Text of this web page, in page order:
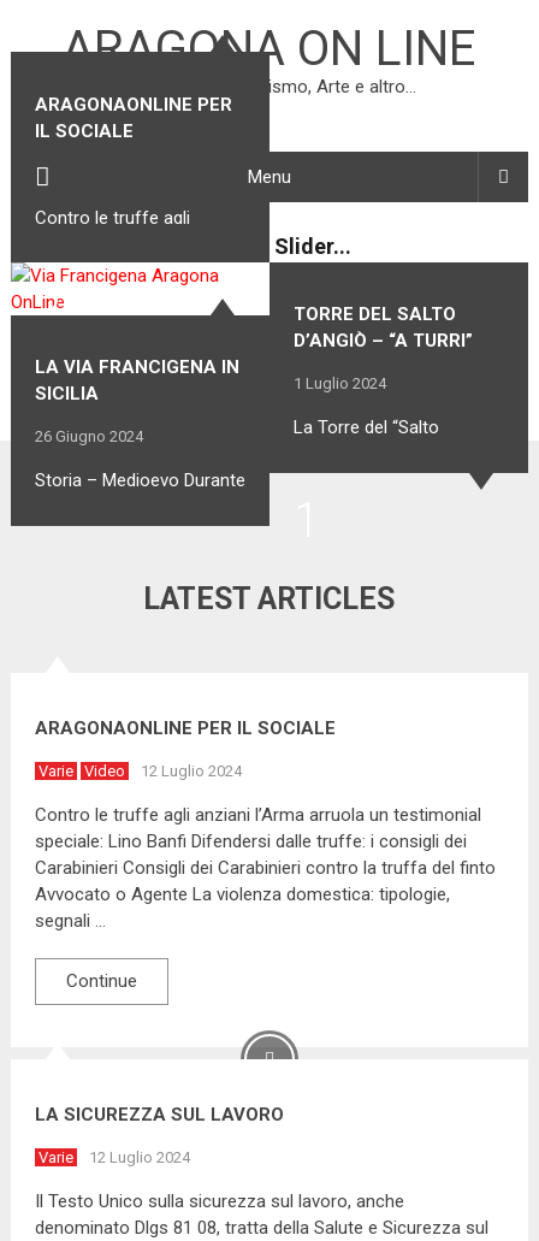
ARAGONA ON LINE
Storia, Cultura, Turismo, Arte e altro…
Menu
ARAGONAONLINE PER
IL SOCIALE
12 Luglio 2024
Contro le truffe agli
testimonial speciale: Lino
Banfi Difendersi dalle
12
TORRE DEL SALTO
D’ANGIÒ – “A TURRI”
1 Luglio 2024
La Torre del “Salto
semplicemente “aTurri”,
26
LA VIA FRANCIGENA IN
SICILIA
26 Giugno 2024
Storia – Medioevo Durante
VII secolo, i Longobardi e i
LATEST ARTICLES
ARAGONAONLINE PER IL SOCIALE
Varie Video 12 Luglio 2024
Contro le truffe agli anziani l’Arma arruola un testimonial
speciale: Lino Banfi Difendersi dalle truffe: i consigli dei
Carabinieri Consigli dei Carabinieri contro la truffa del finto
Avvocato o Agente La violenza domestica: tipologie,
segnali …
Continue
LA SICUREZZA SUL LAVORO
Varie 12 Luglio 2024
Il Testo Unico sulla sicurezza sul lavoro, anche
denominato Dlgs 81 08, tratta della Salute e Sicurezza sul